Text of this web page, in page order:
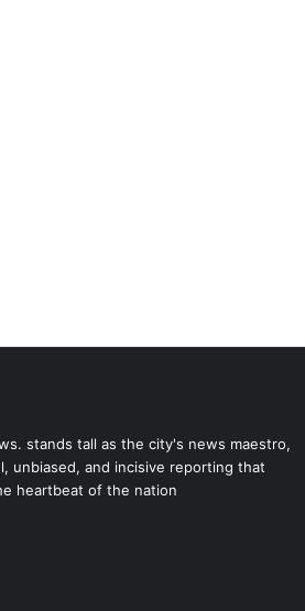
stands tall as the city's news maestro,
unbiased, and incisive reporting that
heartbeat of the nation